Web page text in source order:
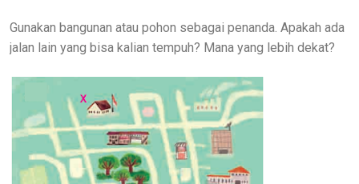
Gunakan bangunan atau pohon sebagai penanda. Apakah ada
jalan lain yang bisa kalian tempuh? Mana yang lebih dekat?